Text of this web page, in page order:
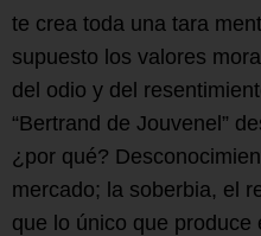
te crea toda una tara
supuesto los valores
del odio y del
“Bertrand de Jouvenel”
¿por qué?
mercado; la soberbia, el
que lo único que produce